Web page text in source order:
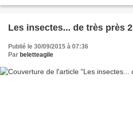
Les insectes... de très près 2
Publié le 30/09/2015 à 07:36
Par beletteagile